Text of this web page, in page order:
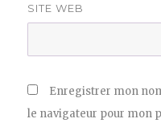
SITE WEB
Enregistrer mon
le navigateur pour mon